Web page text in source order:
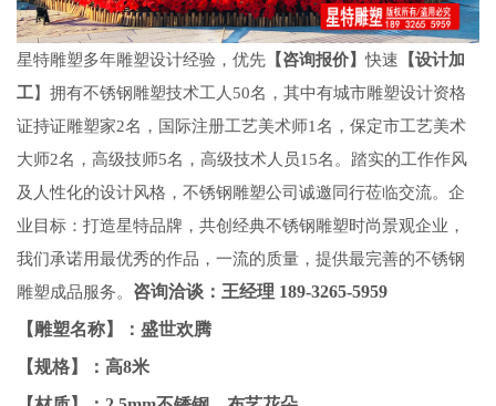
星特雕塑多年雕塑设计经验，优先 【咨询报价】快速 【设计加
工】拥有不锈钢雕塑技术工人 50名，其中有城市雕塑设计资格
证持证雕塑家2名，国际注册工艺美术师1名，保定市工艺美术
大师2名，高级技师5名，高级技术人员15名。踏实的工作作风
及人性化的设计风格，不锈钢雕塑公司诚邀同行莅临交流。企
业目标：打造星特品牌，共创经典不锈钢雕塑时尚景观企业，
我们承诺用最优秀的作品，一流的质量，提供最完善的不锈钢
雕塑成品服务。 咨询洽谈：王经理 189-3265-5959
【雕塑名称】：盛世欢腾
【规格】：高8米